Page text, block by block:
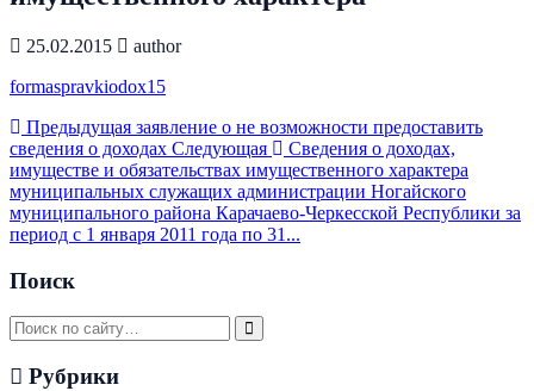
25.02.2015
author
formaspravkiodox15
Предыдущая заявление о не возможности предоставить
сведения о доходах Следующая
Сведения о доходах,
имуществе и обязательствах имущественного характера
муниципальных служащих администрации Ногайского
муниципального района Карачаево-Черкесской Республики за
период с 1 января 2011 года по 31...
Поиск
Рубрики